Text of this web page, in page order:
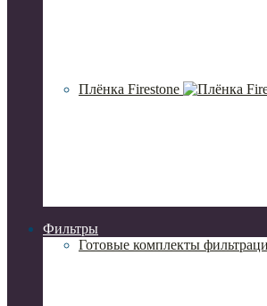
Плёнка Firestone
Фильтры
Готовые комплекты